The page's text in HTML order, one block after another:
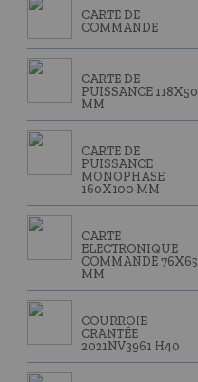
CARTE DE
COMMANDE
CARTE DE
PUISSANCE 118X50
MM
CARTE DE
PUISSANCE
MONOPHASE
160X100 MM
CARTE
ELECTRONIQUE
COMMANDE 76X65
MM
COURROIE
CRANTÉE
2021NV3961 H40